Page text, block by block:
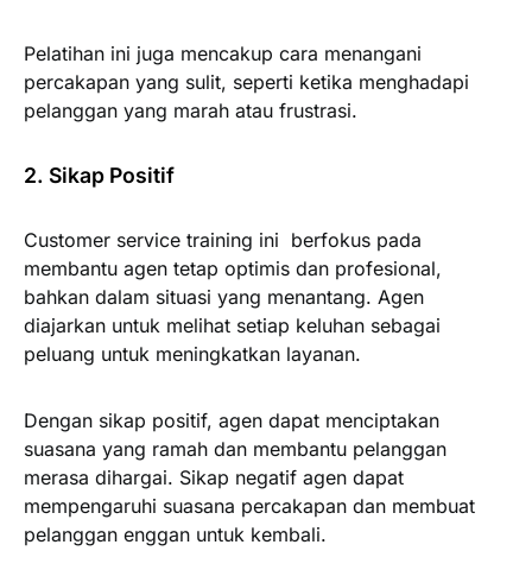
Pelatihan ini juga mencakup cara menangani
percakapan yang sulit, seperti ketika menghadapi
pelanggan yang marah atau frustrasi.
2. Sikap Positif
Customer service training ini berfokus pada
membantu agen tetap optimis dan profesional,
bahkan dalam situasi yang menantang. Agen
diajarkan untuk melihat setiap keluhan sebagai
peluang untuk meningkatkan layanan.
Dengan sikap positif, agen dapat menciptakan
suasana yang ramah dan membantu pelanggan
merasa dihargai. Sikap negatif agen dapat
mempengaruhi suasana percakapan dan membuat
pelanggan enggan untuk kembali.